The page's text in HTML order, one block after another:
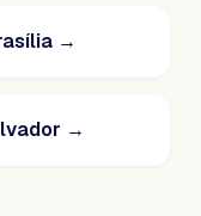
→
→